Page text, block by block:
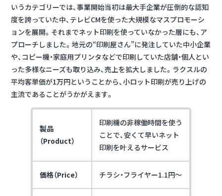
いうカテゴリーでは、事業開始当初は最大手企業が圧倒的な認知
度を誇っていた中、テレビCMを使った大規模なマスプロモーシ
ョンを展開。それまでネット印刷を使っていなかった層にも、ア
プローチしました。地元の“印刷屋さん”に発注していた中小企業
や、コピー機・家庭用プリンタなどで印刷していた店舗・個人とい
った多様なニーズも取り込み、売上を拡大しました。ラクスルの
平均客単価が1万円ということから、小ロット印刷が売り上げの
主流であることがうかがえます。
製品
（Product）
印刷機の非稼働時間を使う
ことで、安くて早いネット
印刷を叶えるサービス
価格（Price） チラシ・フライヤー1.1円～